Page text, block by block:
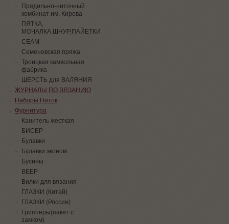
Прядильно-ниточный
комбинат им. Кирова
ПЯТКА,
МОЧАЛКА,ШНУР,ПАЙЕТКИ
СЕАМ
Семеновская пряжа
Троицкая камвольная
фабрика
ШЕРСТЬ для ВАЛЯНИЯ
ЖУРНАЛЫ ПО ВЯЗАНИЮ
Наборы Ниток
Фурнитура
Канитель жесткая
БИСЕР
Булавки
Булавки эконом.
Бусины
ВЕЕР
Вилки для вязания
ГЛАЗКИ (Китай)
ГЛАЗКИ (Россия)
Грипперы(пакет с
замком)